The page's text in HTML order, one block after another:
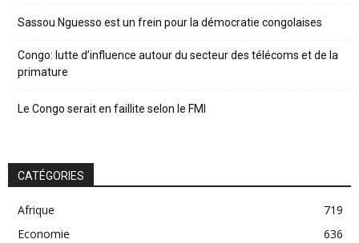
Sassou Nguesso est un frein pour la démocratie congolaises
Congo: lutte d’influence autour du secteur des télécoms et de la
primature
Le Congo serait en faillite selon le FMI
CATÉGORIES
Afrique
719
Economie
636